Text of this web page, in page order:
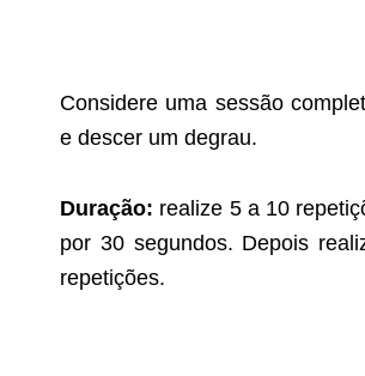
Considere uma sessão
e descer um degrau.
Duração: realize 5 a 10
por 30 segundos. Depois
repetições.